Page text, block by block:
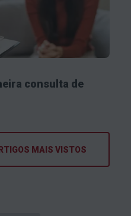
consulta de
MAIS VISTOS